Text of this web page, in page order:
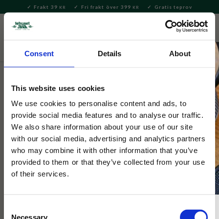
Consent Details About
This website uses cookies
We use cookies to personalise content and ads, to
provide social media features and to analyse our traffic.
We also share information about your use of our site
with our social media, advertising and analytics partners
who may combine it with other information that you’ve
provided to them or that they’ve collected from your use
of their services.
Necessary
Meny
Frakt 39 KR Fri frakt över 399 KR Gratis teprov
Hem & Inredningsdetaljer
Nyckelring Sniff
Nyckelring med Sniff från Mumindalen